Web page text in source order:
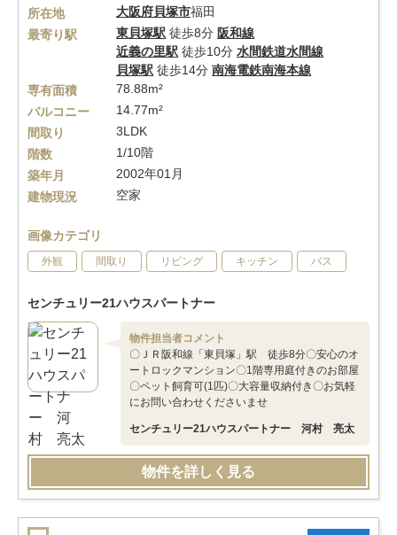
所在地 大阪府貝塚市福田
最寄り駅
東貝塚駅 徒歩8分 阪和線
近義の里駅 徒歩10分 水間鉄道水間線
貝塚駅 徒歩14分 南海電鉄南海本線
専有面積
78.88m²
バルコニー
14.77m²
間取り
3LDK
階数
1/10階
築年月
2002年01月
建物現況
空家
画像カテゴリ
外観 間取り リビング キッチン バス
センチュリー21ハウスパートナー
物件担当者コメント
〇ＪＲ阪和線「東貝塚」駅 徒歩8分〇安心のオ
ートロックマンション〇1階専用庭付きのお部屋
〇ペット飼育可(1匹)〇大容量収納付き〇お気軽
にお問い合わせくださいませ
センチュリー21ハウスパートナー 河村 亮太
物件を詳しく見る